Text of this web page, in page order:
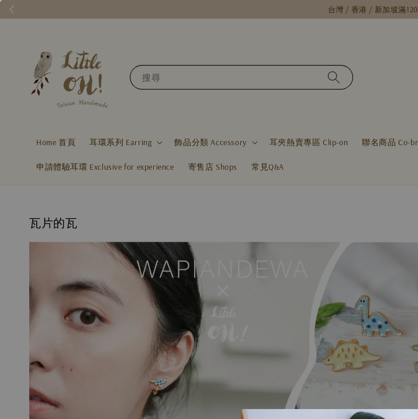
台灣 / 香港 / 新加坡滿
搜尋
Home 首頁 耳環系列 Earring 飾品分類 Accessory 耳夾熱賣專區 Clip-on 聯名商品 Co-
申請體驗耳環 Exclusive for experience 寄售店 Shops 常見Q&A
瓦片的瓦